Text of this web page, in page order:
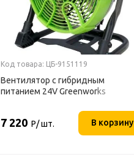
Код товара: ЦБ-9151119
Вентилятор с гибридным
питанием 24V Greenworks
7 220 Р/ шт. В корзину